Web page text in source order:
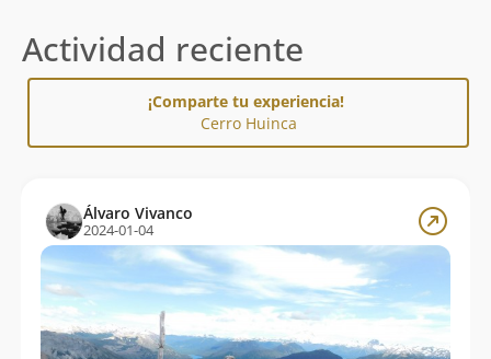
Actividad reciente
¡Comparte tu experiencia!
Cerro Huinca
Álvaro Vivanco
2024-01-04